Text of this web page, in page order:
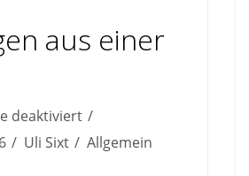
aus einer
deaktiviertfür
Lösungen
Uli Sixt Allgemein